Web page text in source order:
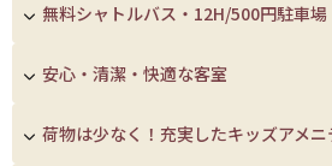
無料シャトルバス・12H/500円駐車場
安心・清潔・快適な客室
荷物は少なく！充実したキッズアメニ